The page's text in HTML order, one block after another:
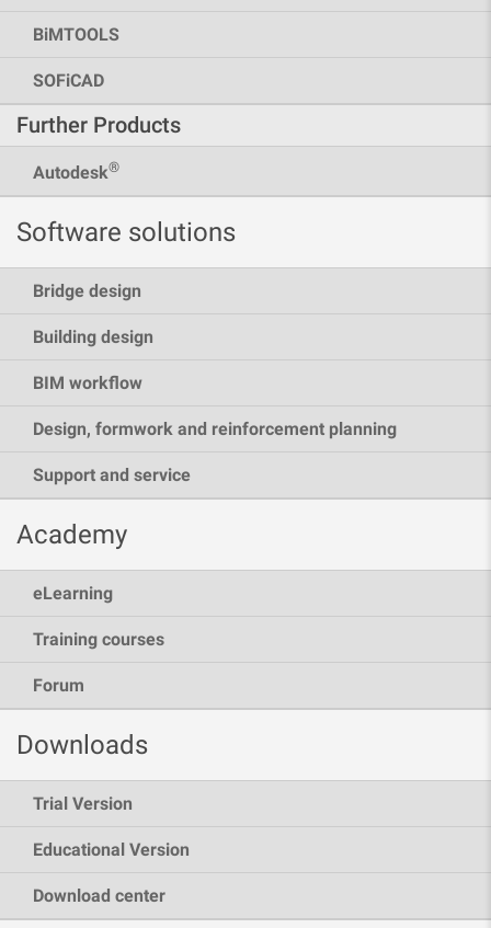
BiMTOOLS
SOFiCAD
Further Products
Autodesk®
Software solutions
Bridge design
Building design
BIM workflow
Design, formwork and reinforcement planning
Support and service
Academy
eLearning
Training courses
Forum
Downloads
Trial Version
Educational Version
Download center